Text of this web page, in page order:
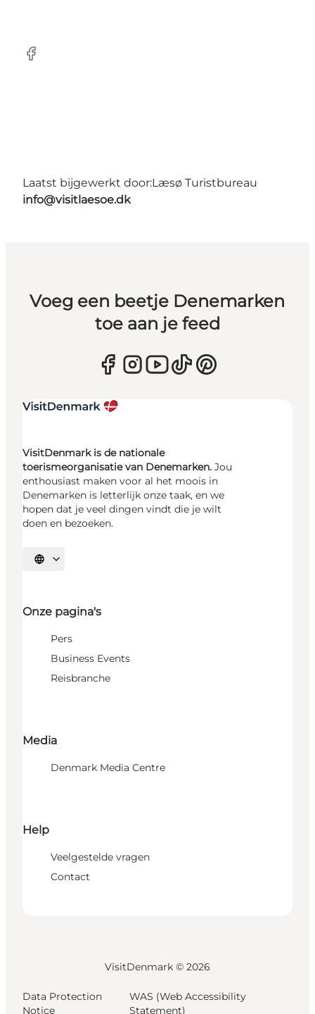
Facebook
Laatst bijgewerkt door:Læsø Turistbureau
info@visitlaesoe.dk
Voeg een beetje Denemarken
toe aan je feed
VisitDenmark is de nationale
toerismeorganisatie van Denemarken. Jou
enthousiast maken voor al het moois in
Denemarken is letterlijk onze taak, en we
hopen dat je veel dingen vindt die je wilt
doen en bezoeken.
Selecteer taal
Onze pagina's
Pers
Business Events
Reisbranche
Media
Denmark Media Centre
Help
Veelgestelde vragen
Contact
VisitDenmark © 2026
Data Protection
Notice
WAS (Web Accessibility
Statement)